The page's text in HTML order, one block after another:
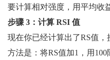
要计算相对强度，用平均收
步骤 3：计算 RSI 值
现在你已经计算出了RS值
方法是：将RS值加1，用